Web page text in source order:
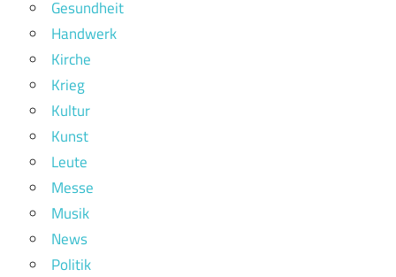
Gesundheit
Handwerk
Kirche
Krieg
Kultur
Kunst
Leute
Messe
Musik
News
Politik